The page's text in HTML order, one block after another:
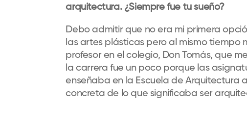
arquitectura. ¿Siempre fue tu sueño?
Debo admitir que no era mi primera
las artes plásticas pero al mismo tiempo
profesor en el colegio, Don Tomás, que
la carrera fue un poco porque las
enseñaba en la Escuela de Arquitectura
concreta de lo que significaba ser